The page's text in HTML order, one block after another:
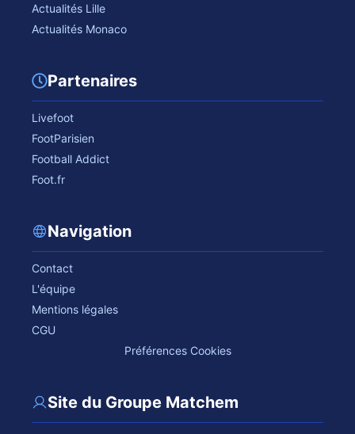
Actualités Lille
Actualités Monaco
Partenaires
Livefoot
FootParisien
Football Addict
Foot.fr
Navigation
Contact
L'équipe
Mentions légales
CGU
Préférences Cookies
Site du Groupe Matchem